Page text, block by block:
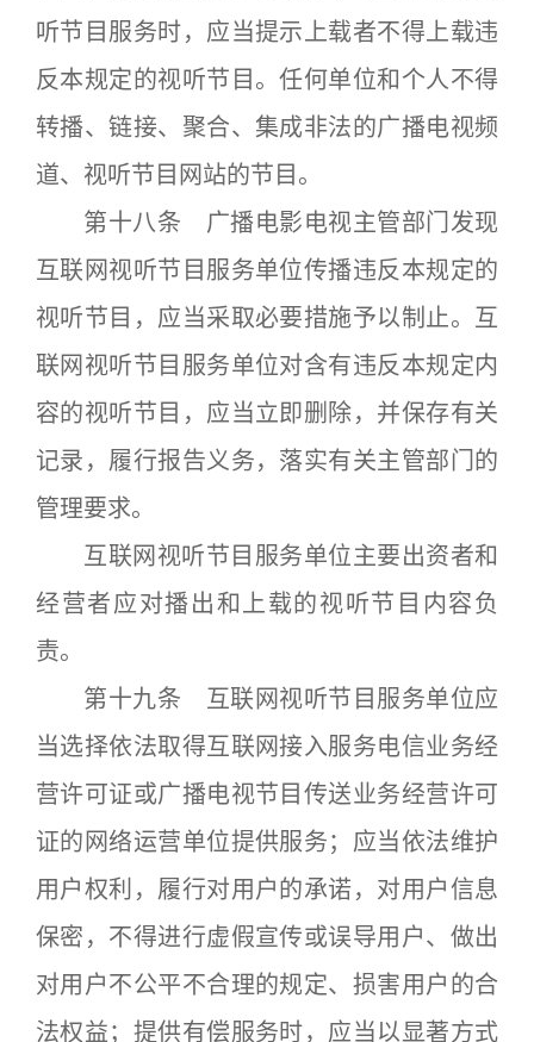
听节目服务时，应当提示上载者不得上载违
反本规定的视听节目。任何单位和个人不得
转播、链接、聚合、集成非法的广播电视频
道、视听节目网站的节目。
第十八条 广播电影电视主管部门发现
互联网视听节目服务单位传播违反本规定的
视听节目，应当采取必要措施予以制止。互
联网视听节目服务单位对含有违反本规定内
容的视听节目，应当立即删除，并保存有关
记录，履行报告义务，落实有关主管部门的
管理要求。
互联网视听节目服务单位主要出资者和
经营者应对播出和上载的视听节目内容负
责。
第十九条 互联网视听节目服务单位应
当选择依法取得互联网接入服务电信业务经
营许可证或广播电视节目传送业务经营许可
证的网络运营单位提供服务；应当依法维护
用户权利，履行对用户的承诺，对用户信息
保密，不得进行虚假宣传或误导用户、做出
对用户不公平不合理的规定、损害用户的合
法权益；提供有偿服务时，应当以显著方式